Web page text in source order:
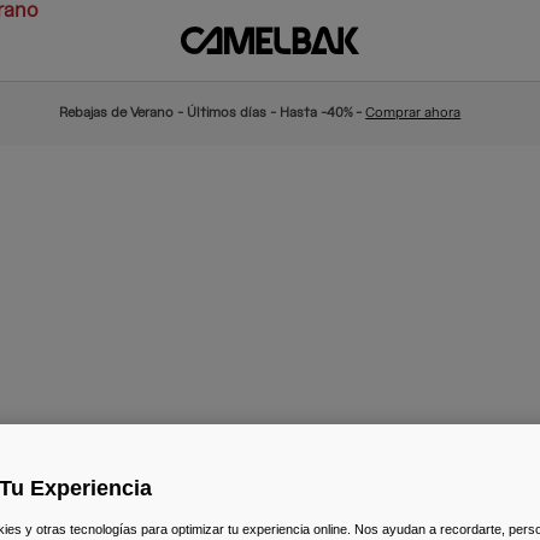
Rebajas de Verano - Últimos días - Hasta -40% -Comprar ahora
Experiencia
y otras tecnologías para optimizar tu experiencia online. Nos ayudan a recordarte,